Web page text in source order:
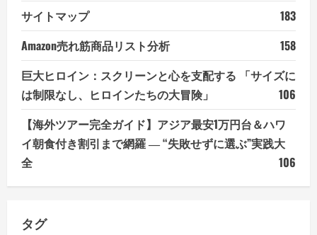
サイトマップ
183
Amazon売れ筋商品リスト分析
158
巨大ヒロイン：スクリーンと心を支配する 「サイズに
は制限なし、ヒロインたちの大冒険」
106
【海外ツアー完全ガイド】アジア最安1万円台＆ハワ
イ朝食付き割引まで網羅 ― “失敗せずに選ぶ”実践大
全
106
タグ